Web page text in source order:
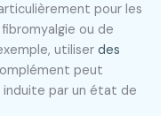
pour les
ou de
utiliserdes
peut
par un état de